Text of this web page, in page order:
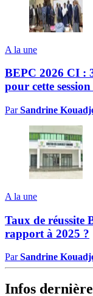
A la une
BEPC 2026 CI :
pour cette session
ParSandrine
A la une
Taux de réussite
rapport à 2025 ?
ParSandrine
Infos